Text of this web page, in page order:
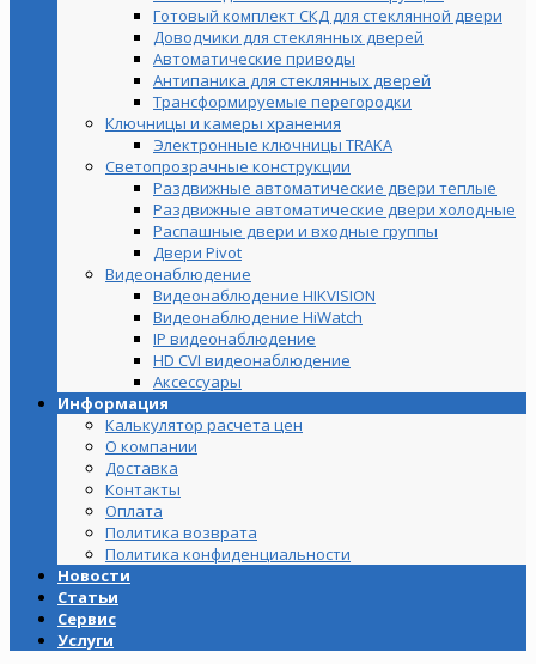
Готовый комплект СКД для стеклянной двери
Доводчики для стеклянных дверей
Автоматические приводы
Антипаника для стеклянных дверей
Трансформируемые перегородки
Ключницы и камеры хранения
Электронные ключницы TRAKA
Светопрозрачные конструкции
Раздвижные автоматические двери теплые
Раздвижные автоматические двери холодные
Распашные двери и входные группы
Двери Pivot
Видеонаблюдение
Видеонаблюдение HIKVISION
Видеонаблюдение HiWatch
IP видеонаблюдение
HD CVI видеонаблюдение
Аксессуары
Информация
Калькулятор расчета цен
О компании
Доставка
Контакты
Оплата
Политика возврата
Политика конфиденциальности
Новости
Статьи
Сервис
Услуги